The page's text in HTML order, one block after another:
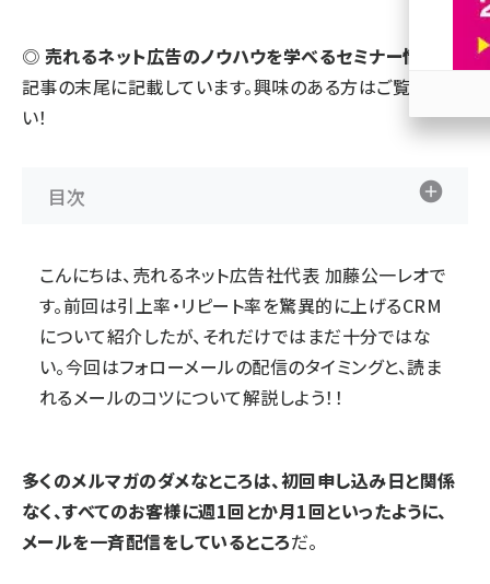
◎ 売れるネット広告のノウハウを学べるセミナー情報
記事の末尾に記載しています。興味のある方はご覧くださ
い！
目次
こんにちは、売れるネット広告社代表 加藤公一レオで
す。前回は引上率・リピート率を驚異的に上げるCRM
について紹介したが、それだけではまだ十分ではな
い。今回はフォローメールの配信のタイミングと、読ま
れるメールのコツについて解説しよう！！
多くのメルマガのダメなところは、初回申し込み日と関係
なく、すべてのお客様に週1回とか月1回といったように、
メールを一斉配信をしているところだ。
参